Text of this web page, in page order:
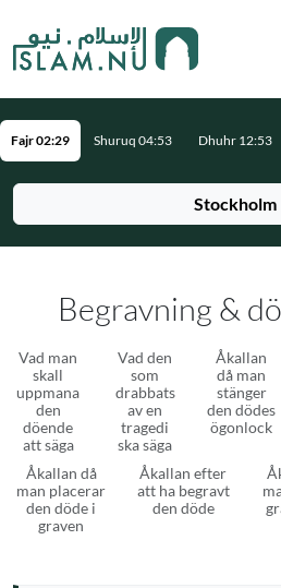
Stockholm
Fajr 02:29 Shuruq 04:53 Dhuhr 12:53
Begravning &
Vad man
skall
uppmana
den
döende
att säga
Vad den
som
drabbats
av en
tragedi
ska säga
Åkallan
då man
stänger
den dödes
ögonlock
Åkallan då
man placerar
den döde i
graven
Åkallan efter
att ha begravt
den döde